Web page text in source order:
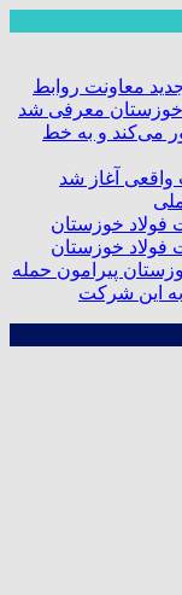
معاونت روابط
معرفی شد
می‌کند و به خط
آغاز شد
پیرامون حمله
به این شرکت